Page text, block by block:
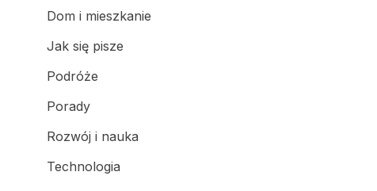
Dom i mieszkanie
Jak się pisze
Podróże
Porady
Rozwój i nauka
Technologia